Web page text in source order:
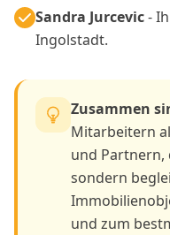
Sandra Jurcevic-
Ingolstadt.
Zusammen
Mitarbeitern
und
sondern
und zum